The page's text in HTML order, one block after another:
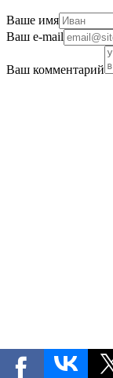
Ваше имя
Ваш e-mail
Ваш комментарий